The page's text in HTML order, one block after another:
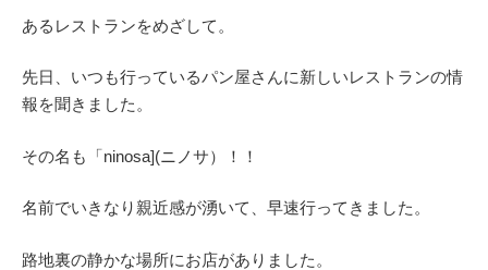
あるレストランをめざして。
先日、いつも行っているパン屋さんに新しいレストランの情
報を聞きました。
その名も「ninosa](ニノサ）！！
名前でいきなり親近感が湧いて、早速行ってきました。
路地裏の静かな場所にお店がありました。